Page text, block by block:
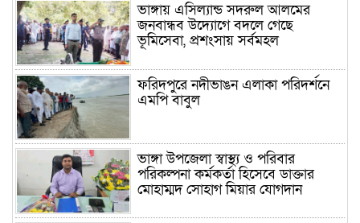
ভাঙ্গায় এসিল্যান্ড সদরুল আলমের
জনবান্ধব উদ্যোগে বদলে গেছে
ভূমিসেবা, প্রশংসায় সর্বমহল
ফরিদপুরে নদীভাঙন এলাকা পরিদর্শনে
এমপি বাবুল
ভাঙ্গা উপজেলা স্বাস্থ্য ও পরিবার
পরিকল্পনা কর্মকর্তা হিসেবে ডাক্তার
মোহাম্মদ সোহাগ মিয়ার যোগদান